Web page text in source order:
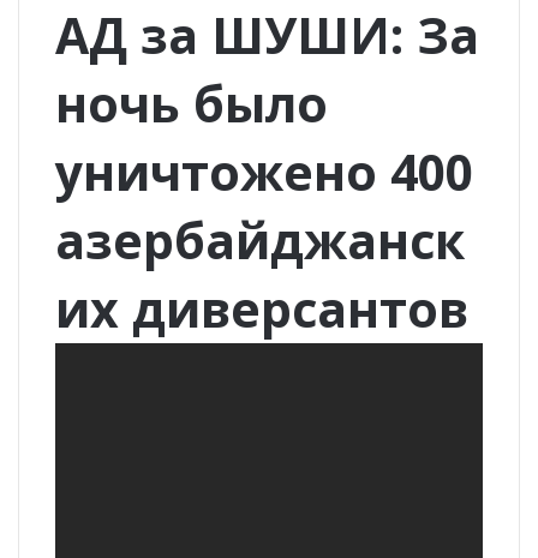
АД за ШУШИ: За
ночь было
уничтожено 400
азербайджанск
их диверсантов